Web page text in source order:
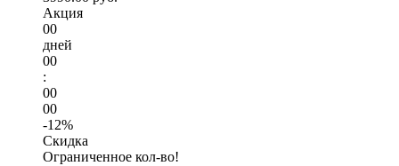
Акция
00
дней
00
:
00
00
-12%
Скидка
Ограниченное кол-во!